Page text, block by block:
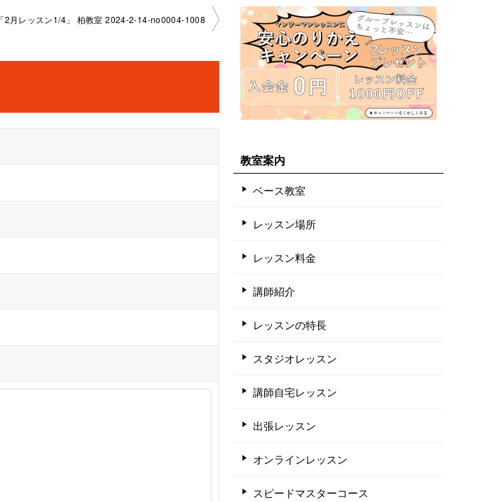
「2月レッスン1/4」 柏教室 2024-2-14-no0004-1008
教室案内
ベース教室
レッスン場所
レッスン料金
講師紹介
レッスンの特長
スタジオレッスン
講師自宅レッスン
出張レッスン
オンラインレッスン
スピードマスターコース